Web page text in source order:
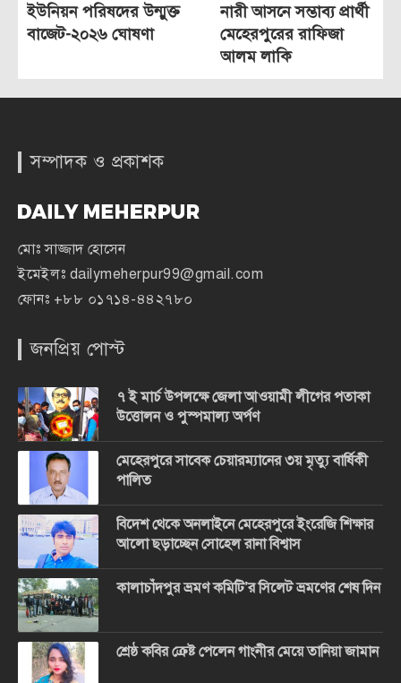
ইউনিয়ন পরিষদের উন্মুক্ত
বাজেট-২০২৬ ঘোষণা
নারী আসনে সম্ভাব্য প্রার্থী
মেহেরপুরের রাফিজা
আলম লাকি
সম্পাদক ও প্রকাশক
মোঃ সাজ্জাদ হোসেন
ইমেইলঃ dailymeherpur99@gmail.com
ফোনঃ +৮৮ ০১৭১৪-৪৪২৭৮০
জনপ্রিয় পোস্ট
৭ ই মার্চ উপলক্ষে জেলা আওয়ামী লীগের পতাকা
উত্তোলন ও পুস্পমাল্য অর্পণ
মেহেরপুরে সাবেক চেয়ারম্যানের ৩য় মৃত্যু বার্ষিকী
পালিত
বিদেশ থেকে অনলাইনে মেহেরপুরে ইংরেজি শিক্ষার
আলো ছড়াচ্ছেন সোহেল রানা বিশ্বাস
কালাচাঁদপুর ভ্রমণ কমিটি’র সিলেট ভ্রমণের শেষ দিন
শ্রেষ্ঠ কবির ক্রেষ্ট পেলেন গাংনীর মেয়ে তানিয়া জামান